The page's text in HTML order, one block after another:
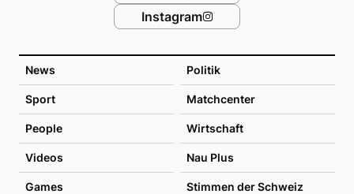
News Politik
Sport Matchcenter
People Wirtschaft
Videos Nau Plus
Games Stimmen der Schweiz
Instagram